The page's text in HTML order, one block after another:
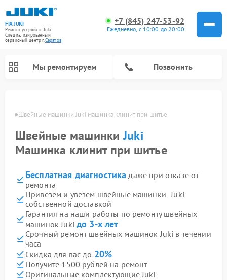
FIX-JUKI
Ремонт устройств Juki
Специализированный
cервисный центр г.Саратов
+7 (845) 247-53-92
Ежедневно, с 10:00 до 20:00
Мы ремонтируем Позвонить
Швейные машинки Juki машинка клинит при шитье
Швейные машинкиJuki
Машинка клинит при шитье
Бесплатная диагностика даже при отказе от
ремонта
Привезем и увезем швейные машинки- Juki
собственной доставкой
Гарантия на наши работы по ремонту швейных
машинок Juki до 3-х лет
Срочный ремонт швейных машинок Juki в течении
часа
Скидка для вас до 20%
Получите 1500 рублей на ремонт
Оригинальные комплектующие Juki